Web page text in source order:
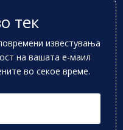
тек
известувања
на вашата е-маил
во секое време.